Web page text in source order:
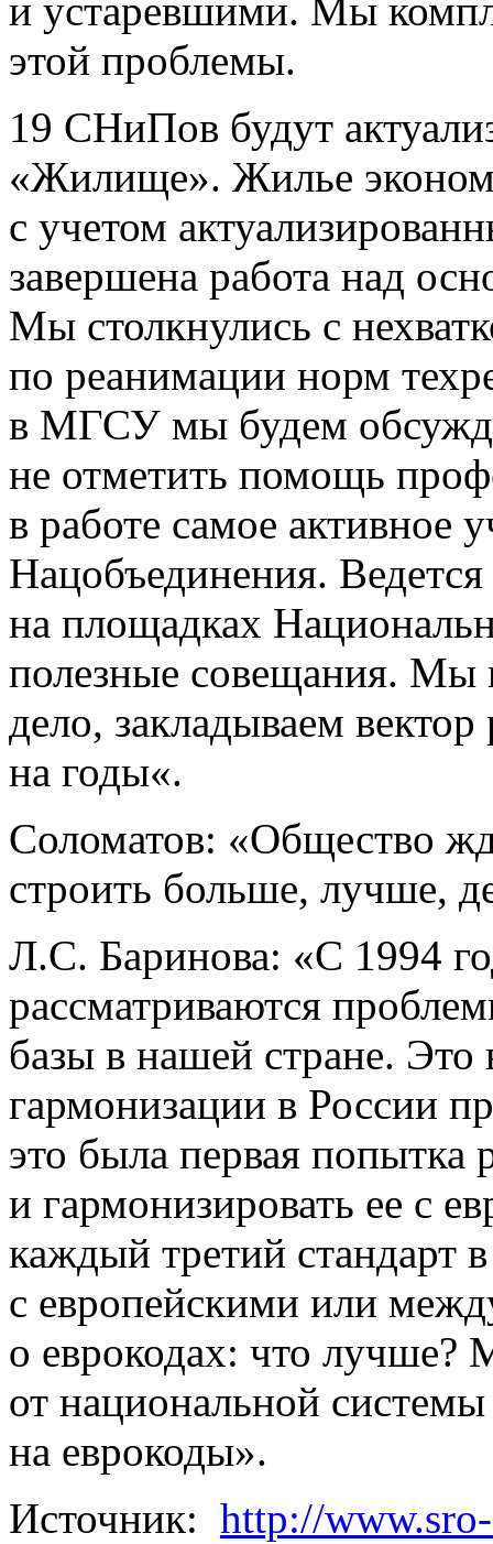
и устаревшими. Мы
этой проблемы.
19 СНиПов будут
«Жилище». Жилье эконом-
с учетом
завершена работа над
Мы столкнулись с
по реанимации норм
в МГСУ мы будем
не отметить помощь
в работе самое активное
Нацобъединения.
на площадках
полезные совещания. Мы
дело, закладываем
на годы«.
Соломатов: «Общество
строить больше, лучше,
Л.С. Баринова: «С 1994
рассматриваются
базы в нашей стране.
гармонизации в России
это была первая попытка
и гармонизировать ее с
каждый третий стандарт
с европейскими или
о еврокодах: что лучше?
от национальной
на еврокоды».
Источник: http://